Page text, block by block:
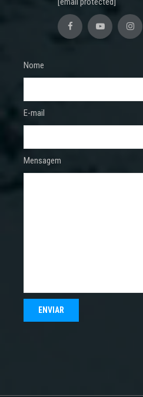
Nome
E-mail
Mensagem